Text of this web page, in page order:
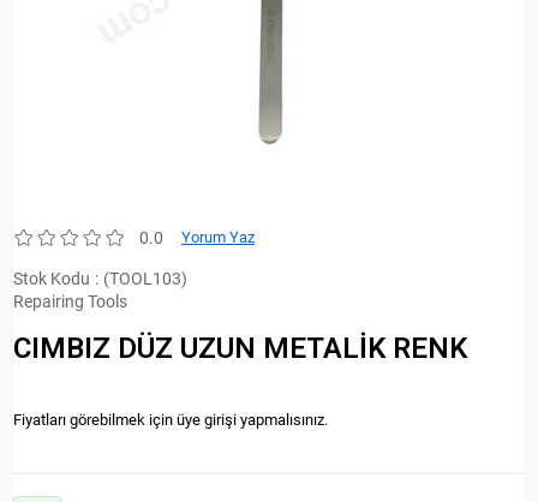
0.0 Yorum Yaz
Stok Kodu
(TOOL103)
Repairing Tools
CIMBIZ DÜZ UZUN METALİK RENK
Fiyatları görebilmek için üye girişi yapmalısınız.